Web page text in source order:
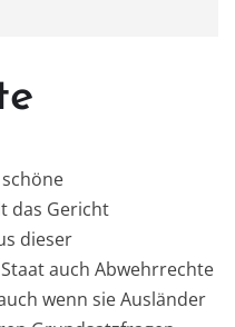
das Gericht
dieser
auch Abwehrrechte
wenn sie Ausländer